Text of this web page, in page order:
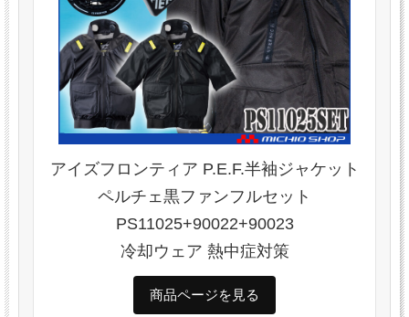
アイズフロンティア P.E.F.半袖ジャケット
ペルチェ黒ファンフルセット
PS11025+90022+90023
冷却ウェア 熱中症対策
商品ページを見る